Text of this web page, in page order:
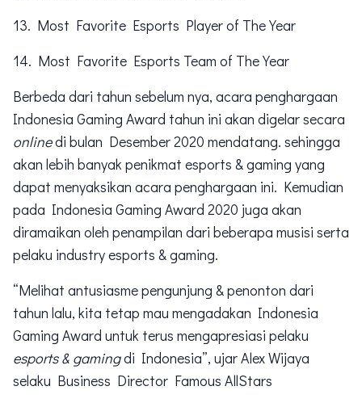
13. Most Favorite Esports Player of The Year
14. Most Favorite Esports Team of The Year
Berbeda dari tahun sebelum nya, acara penghargaan
Indonesia Gaming Award tahun ini akan digelar secara
onlinedi bulan Desember 2020 mendatang. sehingga
akan lebih banyak penikmat esports & gaming yang
dapat menyaksikan acara penghargaan ini. Kemudian
pada Indonesia Gaming Award 2020 juga akan
diramaikan oleh penampilan dari beberapa musisi serta
pelaku industry esports & gaming.
“Melihat antusiasme pengunjung & penonton dari
tahun lalu, kita tetap mau mengadakan Indonesia
Gaming Award untuk terus mengapresiasi pelaku
esports & gamingdi Indonesia”, ujar Alex Wijaya
selaku Business Director Famous AllStars